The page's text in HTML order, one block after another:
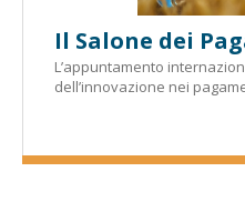
Il Salone dei
L’appuntamento
dell’innovazione nei